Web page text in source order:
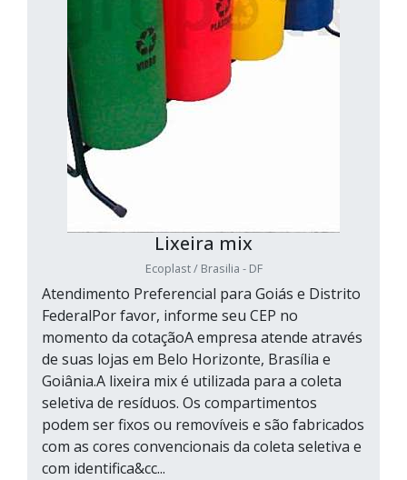
Lixeira mix
Ecoplast / Brasilia - DF
Atendimento Preferencial para Goiás e Distrito
FederalPor favor, informe seu CEP no
momento da cotaçãoA empresa atende através
de suas lojas em Belo Horizonte, Brasília e
Goiânia.A lixeira mix é utilizada para a coleta
seletiva de resíduos. Os compartimentos
podem ser fixos ou removíveis e são fabricados
com as cores convencionais da coleta seletiva e
com identifica&cc...